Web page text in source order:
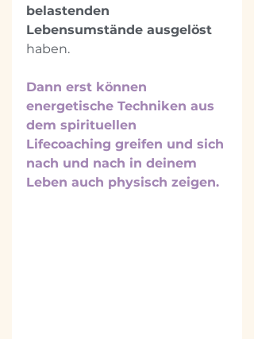
belastenden
Lebensumstände ausgelöst
haben.
Dann erst können
energetische Techniken aus
dem spirituellen
Lifecoaching greifen und sich
nach und nach in deinem
Leben auch physisch zeigen.